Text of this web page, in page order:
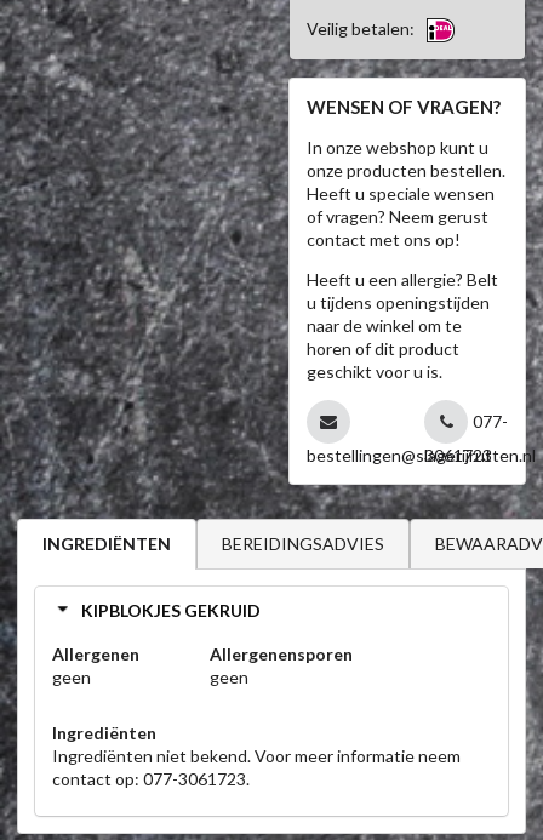
Veilig betalen:
WENSEN OF VRAGEN?
In onze webshop kunt u
onze producten bestellen.
Heeft u speciale wensen
of vragen? Neem gerust
contact met ons op!
Heeft u een allergie? Belt
u tijdens openingstijden
naar de winkel om te
horen of dit product
geschikt voor u is.
bestellingen@slagerijrutten.nl
077-
3061723
INGREDIËNTEN BEREIDINGSADVIES
KIPBLOKJES GEKRUID
Allergenen
geen
Allergenensporen
geen
Ingrediënten
Ingrediënten niet bekend. Voor meer informatie neem
contact op: 077-3061723.